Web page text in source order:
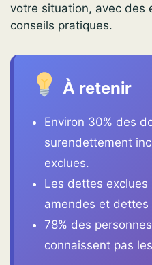
votre situation, avec des
conseils pratiques.
À retenir
Environ 30% des
surendettement
exclues.
Les dettes exclues
amendes et dettes
78% des
connaissent pas